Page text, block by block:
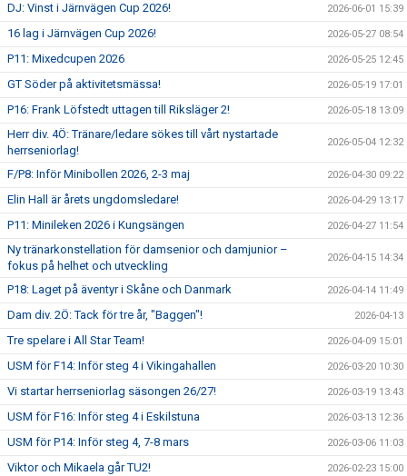
DJ: Vinst i Järnvägen Cup 2026! 2026-06-01 15:39
16 lag i Järnvägen Cup 2026! 2026-05-27 08:54
P11: Mixedcupen 2026 2026-05-25 12:45
GT Söder på aktivitetsmässa! 2026-05-19 17:01
P16: Frank Löfstedt uttagen till Riksläger 2! 2026-05-18 13:09
Herr div. 4Ö: Tränare/ledare sökes till vårt nystartade
herrseniorlag!
2026-05-04 12:32
F/P8: Inför Minibollen 2026, 2-3 maj 2026-04-30 09:22
Elin Hall är årets ungdomsledare! 2026-04-29 13:17
P11: Minileken 2026 i Kungsängen 2026-04-27 11:54
Ny tränarkonstellation för damsenior och damjunior –
fokus på helhet och utveckling
2026-04-15 14:34
P18: Laget på äventyr i Skåne och Danmark 2026-04-14 11:49
Dam div. 2Ö: Tack för tre år, "Baggen"! 2026-04-13
Tre spelare i All Star Team! 2026-04-09 15:01
USM för F14: Inför steg 4 i Vikingahallen 2026-03-20 10:30
Vi startar herrseniorlag säsongen 26/27! 2026-03-19 13:43
USM för F16: Inför steg 4 i Eskilstuna 2026-03-13 12:36
USM för P14: Inför steg 4, 7-8 mars 2026-03-06 11:03
Viktor och Mikaela går TU2! 2026-02-23 15:00